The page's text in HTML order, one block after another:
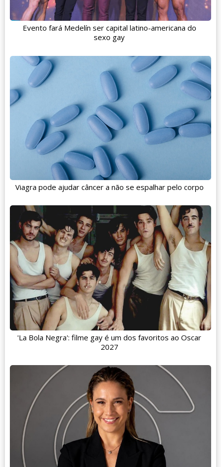
Evento fará Medelín ser capital latino-americana do
sexo gay
Viagra pode ajudar câncer a não se espalhar pelo corpo
'La Bola Negra': filme gay é um dos favoritos ao Oscar
2027